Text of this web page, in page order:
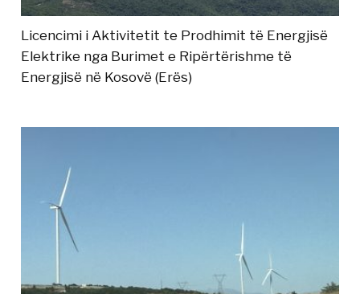
Licencimi i Aktivitetit te Prodhimit të Energjisë
Elektrike nga Burimet e Ripërtërishme të
Energjisë në Kosovë (Erës)